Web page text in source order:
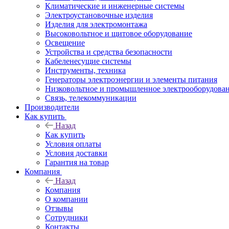
Климатические и инженерные системы
Электроустановочные изделия
Изделия для электромонтажа
Высоковольтное и щитовое оборудование
Освещение
Устройства и средства безопасности
Кабеленесущие системы
Инструменты, техника
Генераторы электроэнергии и элементы питания
Низковольтное и промышленное
Связь, телекоммуникации
Производители
Как купить
Назад
Как купить
Условия оплаты
Условия доставки
Гарантия на товар
Компания
Назад
Компания
О компании
Отзывы
Сотрудники
Контакты